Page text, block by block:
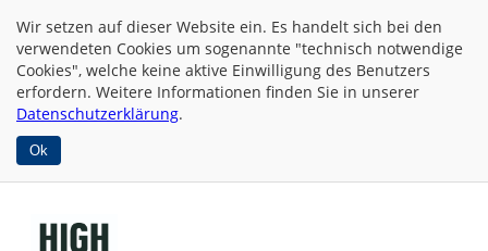
Wir setzen auf dieser Website ein. Es handelt sich bei den
verwendeten Cookies um sogenannte "technisch notwendige
Cookies", welche keine aktive Einwilligung des Benutzers
erfordern. Weitere Informationen finden Sie in unserer
Datenschutzerklärung.
Ok